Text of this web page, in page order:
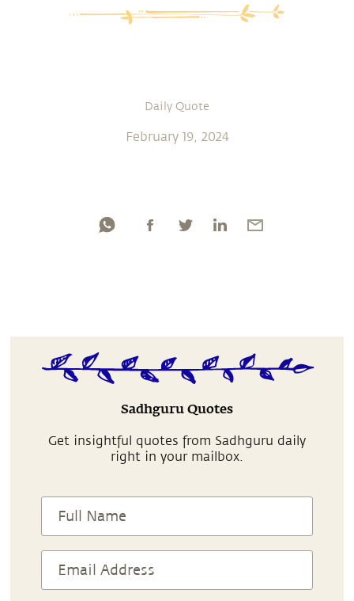
Daily Quote
February 19, 2024
Sadhguru Quotes
Get insightful quotes from Sadhguru daily
right in your mailbox.